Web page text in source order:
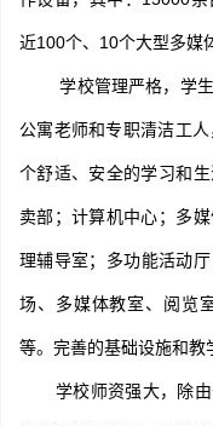
近100个、10个大型多媒
学校管理严格，学
公寓老师和专职清洁工
个舒适、安全的学习和
卖部；计算机中心；多
理辅导室；多功能活动
场、多媒体教室、阅览
等。完善的基础设施和教
学校师资强大，除由